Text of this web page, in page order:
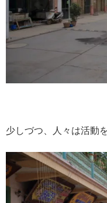
少しづつ、人々は活動